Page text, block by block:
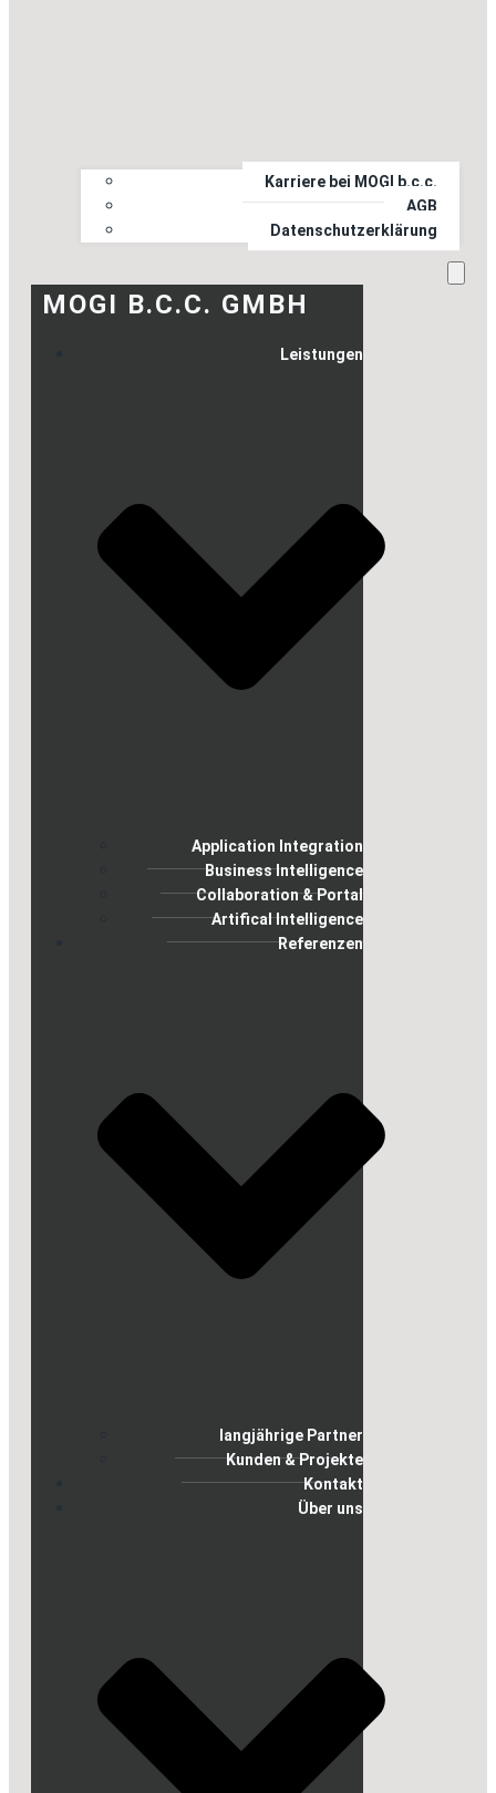
Karriere bei MOGI b.c.c.
AGB
Datenschutzerklärung
MOGI B.C.C. GMBH
Leistungen
Application Integration
Business Intelligence
Collaboration & Portal
Artifical Intelligence
Referenzen
langjährige Partner
Kunden & Projekte
Kontakt
Über uns